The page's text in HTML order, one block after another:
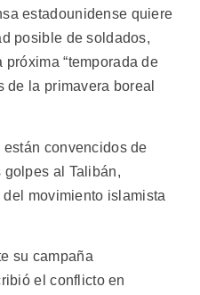
estadounidense quiere
posible de soldados,
“temporada de
de la primavera boreal
convencidos de
al Talibán,
movimiento islamista
su campaña
el conflicto en